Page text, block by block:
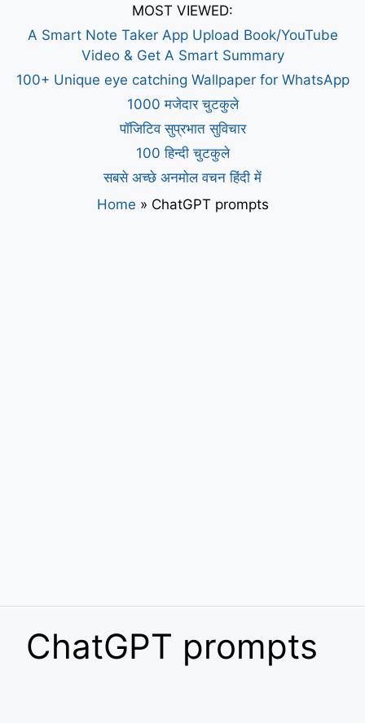
MOST VIEWED:
A Smart Note Taker App Upload Book/YouTube
Video & Get A Smart Summary
100+ Unique eye catching Wallpaper for WhatsApp
1000 मजेदार चुटकुले
पॉजिटिव सुप्रभात सुविचार
100 हिन्दी चुटकुले
सबसे अच्छे अनमोल वचन हिंदी में
Home » ChatGPT prompts
ChatGPT prompts